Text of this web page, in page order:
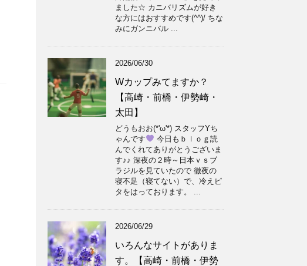
ました☆ カニバリズムが好き
な方にはおすすめです(^^)/ ちな
みにガンニバル ...
2026/06/30
Wカップみてますか？
【高崎・前橋・伊勢崎・
太田】
どうもおお(*'ω'*) スタッフYち
ゃんです
今日もｂｌｏｇ読
んでくれてありがとうございま
す♪♪ 深夜の２時～日本ｖｓブ
ラジルを見ていたので 徹夜の
寝不足（寝てない）で、冷えピ
タをはっております。 ...
2026/06/29
いろんなサイトがありま
す。【高崎・前橋・伊勢